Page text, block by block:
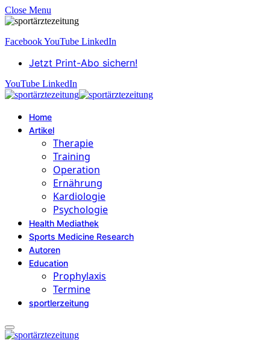
Close Menu
FacebookYouTube LinkedIn
Jetzt Print-Abo sichern!
YouTube LinkedIn
Home
Artikel
Therapie
Training
Operation
Ernährung
Kardiologie
Psychologie
Health Mediathek
Sports Medicine Research
Autoren
Education
Prophylaxis
Termine
sportlerzeitung